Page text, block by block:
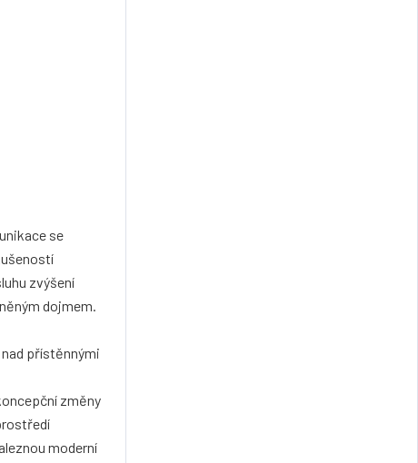
se
zvýšení
dojmem.
přístěnnými
změny
moderní